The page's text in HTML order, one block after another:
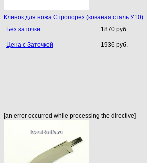
Клинок для ножа Стропорез (кованая сталь У10)
Без заточки
1870 руб.
Цена с Заточкой 1936 руб.
[an error occurred while processing the directive]